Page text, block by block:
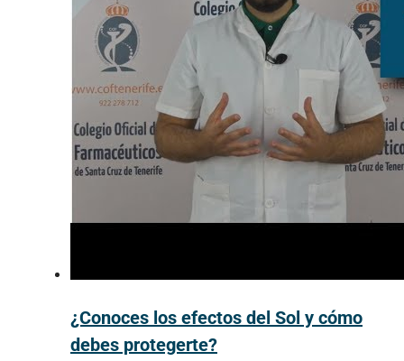
¿Conoces los efectos del Sol y cómo
debes protegerte?